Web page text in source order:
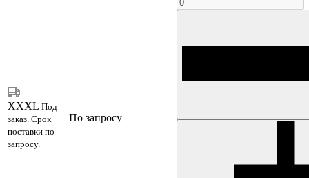
XXXL Под
заказ. Срок
поставки по
запросу.
По запросу